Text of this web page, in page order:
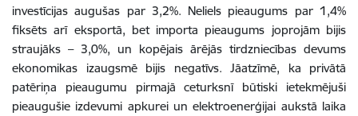
investīcijas augušas par 3,2%. Neliels pieaugums par 1,4%
fiksēts arī eksportā, bet importa pieaugums joprojām bijis
straujāks – 3,0%, un kopējais ārējās tirdzniecības devums
ekonomikas izaugsmē bijis negatīvs. Jāatzīmē, ka privātā
patēriņa pieaugumu pirmajā ceturksnī būtiski ietekmējuši
pieaugušie izdevumi apkurei un elektroenerģijai aukstā laika